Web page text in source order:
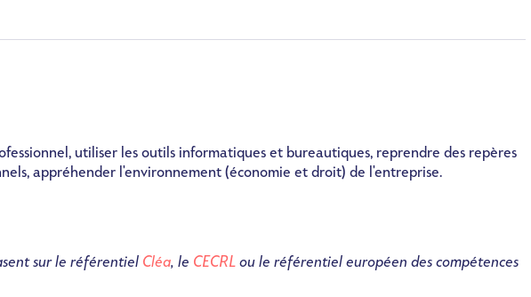
utiliser les outils informatiques et bureautiques, reprendre des repères
appréhender l'environnement (économie et droit) de l'entreprise.
sur le référentiel Cléa, le CECRL ou le référentiel européen des compétences